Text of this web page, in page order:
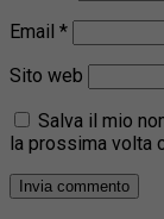
Email *
Sito web
Salva il mio
la prossima volta